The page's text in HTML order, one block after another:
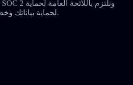
البيانات (GDPR) لحماية بياناتك وخصوصيتك.